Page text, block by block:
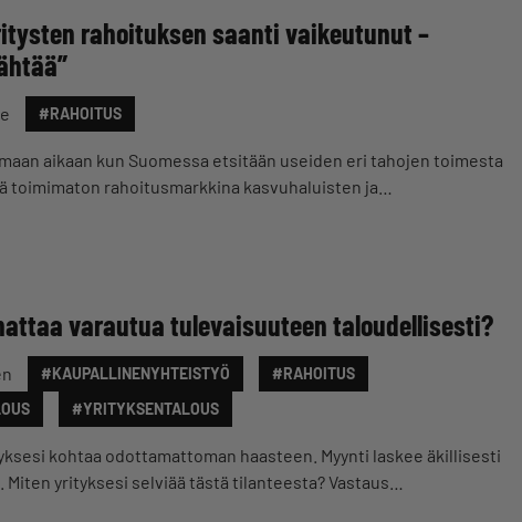
rahoituksen saanti vaikeutunut –
#RAHOITUS
aikaan kun Suomessa etsitään useiden eri tahojen toimesta
toimimaton rahoitusmarkkina kasvuhaluisten ja…
varautua tulevaisuuteen taloudellisesti?
#KAUPALLINENYHTEISTYÖ
#RAHOITUS
#YRITYKSENTALOUS
kohtaa odottamattoman haasteen. Myynti laskee äkillisesti
yrityksesi selviää tästä tilanteesta? Vastaus…